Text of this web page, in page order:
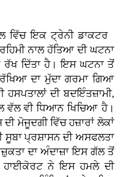
ਵਿੱਚ ਇਕ ਟ੍ਰੇਨੀ ਡਾਕਟਰ
ਨਾਲ ਹੱਤਿਆ ਦੀ ਘਟਨਾ
ਰੱਖ ਦਿੱਤਾ ਹੈ। ਇਸ ਘਟਨਾ ਤੋਂ
ਦਾ ਮੁੱਦਾ ਗਰਮਾ ਗਿਆ
ਦੀ ਬਦਇੰਤਜ਼ਾਮੀ,
ਵੱਲ ਵੀ ਧਿਆਨ ਖਿਚਿਆ ਹੈ।
ਮੋਜੂਦਗੀ ਵਿੱਚ ਹਜ਼ਾਰਾਂ ਲੋਕਾਂ
ਪ੍ਰਸ਼ਾਸਨ ਦੀ ਅਸਫਲਤਾ
ਦਾ ਅੰਦਾਜ਼ਾ ਇਸ ਗੱਲ ਤੋਂ
ਹਾਈਕੋਰਟ ਨੇ ਇਸ ਹਮਲੇ ਦੀ